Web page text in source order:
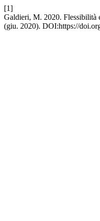
[1]
Galdieri, M. 2020. Flessibilità
(giu. 2020). DOI:https://